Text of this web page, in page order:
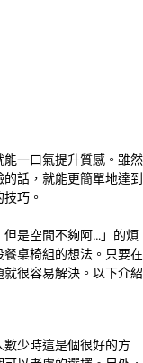
一口氣提升質感。雖然
話，就能更簡單地達到
巧。
是空間不夠阿…」的煩
桌椅組的想法。只要在
很容易解決。以下介紹
少時這是個很好的方